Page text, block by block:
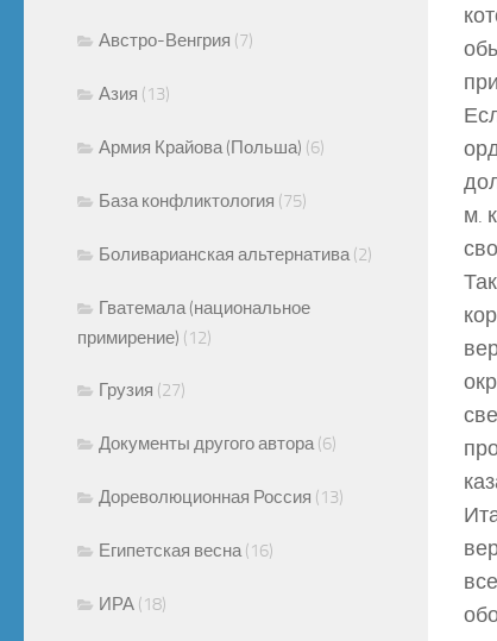
м.
Австро-Венгрия (7)
Азия (13)
Армия Крайова (Польша) (6)
База конфликтология (75)
Боливарианская альтернатива (2)
Гватемала (национальное
примирение) (12)
Грузия (27)
Документы другого автора (6)
Дореволюционная Россия (13)
Египетская весна (16)
ИРА (18)